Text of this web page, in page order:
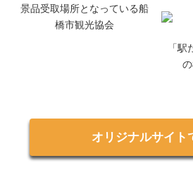
景品受取場所となっている船
橋市観光協会
「
オリジナルサイト